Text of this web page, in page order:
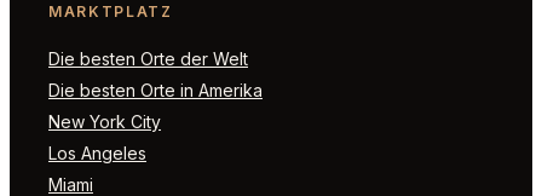
MARKTPLATZ
Die besten Orte der Welt
Die besten Orte in Amerika
New York City
Los Angeles
Miami